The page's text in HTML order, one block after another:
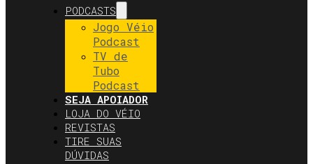
PODCASTS
Jogo Véio
Podcast
TV de
Tubo
Podcast
SEJA APOIADOR
LOJA DO VÉIO
REVISTAS
TIRE SUAS
DÚVIDAS